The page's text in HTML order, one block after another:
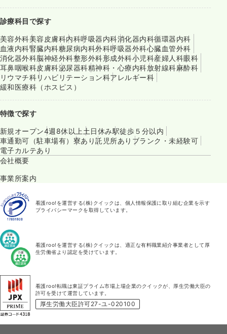
診療科目で探す
美容外科美容皮膚科内科呼吸器内科消化器内科循環器内科
血液内科腎臓内科糖尿病内科外科呼吸器外科心臓血管外科
消化器外科脳神経外科整形外科形成外科小児科産婦人科眼科
耳鼻咽喉科皮膚科泌尿器科精神科・心療内科放射線科麻酔科
リウマチ科リハビリテーション科アレルギー科
緩和医療科（ホスピス）
特徴で探す
新規オープン4週8休以上 土日休み駅徒歩５分以内
車通勤可（駐車場有） 寮あり託児所あり ブランク・未経験可
電子カルテあり
会社概要
事業所案内
看護roo!を運営する(株)クイックは、個人情報保護に取り組む企業を示す
プライバシーマークを取得しています。
看護roo!を運営する(株)クイックは、適正な有料職業紹介事業者として厚
生労働省より認定を受けています。
看護roo!転職は東証プライム市場上場企業のクイックが、厚生労働大臣の
許可を受けて運営しています。
厚生労働大臣許可27-ユ-020100